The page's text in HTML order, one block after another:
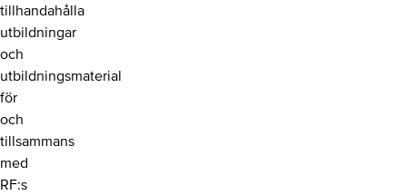
tillhandahålla
utbildningar
och
utbildningsmaterial
för
och
tillsammans
med
RF:s